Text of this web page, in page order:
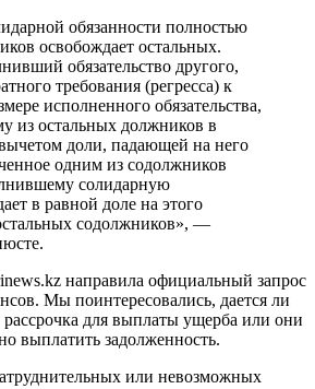
обязанности полностью
освобождает остальных.
обязательство другого,
требования (регресса) к
исполненного обязательства,
из остальных должников в
доли, падающей на него
одним из содолжников
солидарную
в равной доле на этого
содолжников», —
направила официальный запрос
Мы поинтересовались, дается ли
для выплаты ущерба или они
выплатить задолженность.
или невозможных